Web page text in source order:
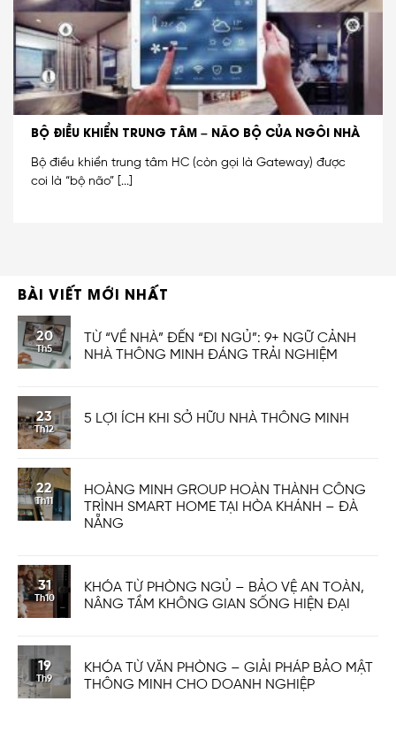
BỘ ĐIỀU KHIỂN TRUNG TÂM – NÃO BỘ CỦA NGÔI NHÀ
Bộ điều khiển trung tâm HC (còn gọi là Gateway) được
coi là “bộ não” [...]
BÀI VIẾT MỚI NHẤT
20
Th5
TỪ “VỀ NHÀ” ĐẾN “ĐI NGỦ”: 9+ NGỮ CẢNH
NHÀ THÔNG MINH ĐÁNG TRẢI NGHIỆM
23
Th12
5 LỢI ÍCH KHI SỞ HỮU NHÀ THÔNG MINH
22
Th11
HOÀNG MINH GROUP HOÀN THÀNH CÔNG
TRÌNH SMART HOME TẠI HÒA KHÁNH – ĐÀ
NẴNG
31
Th10
KHÓA TỪ PHÒNG NGỦ – BẢO VỆ AN TOÀN,
NÂNG TẦM KHÔNG GIAN SỐNG HIỆN ĐẠI
19
Th9
KHÓA TỪ VĂN PHÒNG – GIẢI PHÁP BẢO MẬT
THÔNG MINH CHO DOANH NGHIỆP